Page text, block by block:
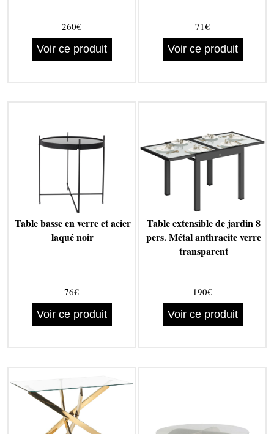
260€
Voir ce produit
71€
Voir ce produit
Table basse en verre et acier
laqué noir
76€
Voir ce produit
Table extensible de jardin 8
pers. Métal anthracite verre
transparent
190€
Voir ce produit